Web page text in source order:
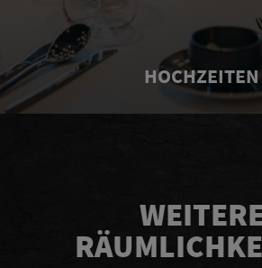
HOCHZEITEN